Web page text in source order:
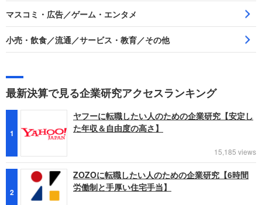
マスコミ・広告／ゲーム・エンタメ
小売・飲食／流通／サービス・教育／その他
最新決算で見る企業研究アクセスランキング
1
ヤフーに転職したい人のための企業研究【安定し
た年収＆自由度の高さ】
15,185 views
2
ZOZOに転職したい人のための企業研究【6時間
労働制と手厚い住宅手当】